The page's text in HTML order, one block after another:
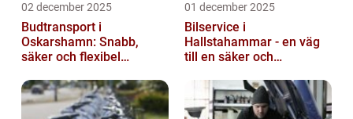
02 december 2025
Budtransport i
Oskarshamn: Snabb,
säker och flexibel
01 december 2025
Bilservice i
Hallstahammar - en väg
till en säker och